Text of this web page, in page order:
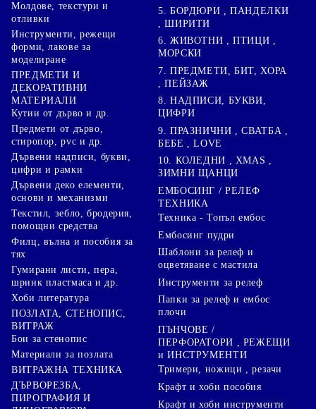
Молдове, текстури и
отливки
Инструменти, режещи
форми, лакове за
моделиране
ПРЕДМЕТИ И
ДЕКОРАТИВНИ
МАТЕРИАЛИ
Кутии от дърво и др.
Предмети от дърво,
стиропор, pvc и др.
Дървени надписи, букви,
цифри и рамки
Дървени деко елементи,
основи и механизми
Текстил, зебло, бродерия,
помощни средства
Филц, вълна и пособия за
тях
Гумирани листи, пера,
шринк пластмаса и др.
Хоби литература
ПОЗЛАТА, СТЕНОПИС,
ВИТРАЖ
Бои за стенопис
Материали за позлата
ВИТРАЖНА ТЕХНИКА
ДЪРВОРЕЗБА,
ПИРОГРАФИЯ И
5. БОРДЮРИ , ПАНДЕЛКИ
, ШИРИТИ
6. ЖИВОТНИ , ПТИЦИ ,
МОРСКИ
7. ПРЕДМЕТИ, БИТ, ХОРА
, ПЕЙЗАЖ
8. НАДПИСИ, БУКВИ,
ЦИФРИ
9. ПРАЗНИЧНИ , СВАТБА ,
БЕБЕ , LOVE
10. КОЛЕДНИ , XMAS ,
ЗИМНИ ЩАНЦИ
ЕМБОСИНГ / РЕЛЕФ
ТЕХНИКА
Техника - Топъл ембос
Ембосинг пудри
Шаблони за релеф и
оцветяване с мастила
Инструменти за релеф
Папки за релеф и ембос
плочи
ПЪНЧОВЕ /
ПЕРФОРАТОРИ , РЕЖЕЩИ
и ИНСТРУМЕНТИ
Тримери, ножици , резачи
Крафт и хоби пособия
Крафт и хоби инструменти